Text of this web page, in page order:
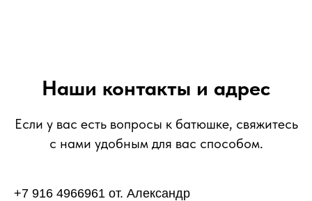
Наши контакты и адрес
Если у вас есть вопросы к батюшке, свяжитесь
с нами удобным для вас способом.
+7 916 4966961 от. Александр